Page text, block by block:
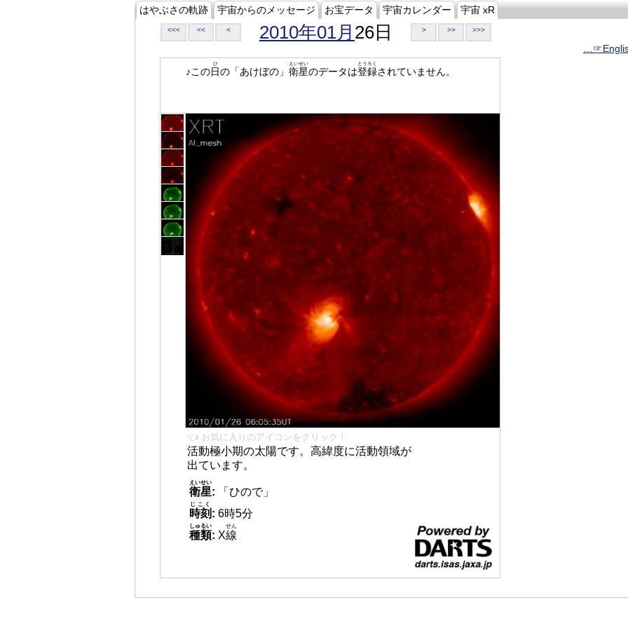
はやぶさの軌跡 宇宙からのメッセージ お宝データ 宇宙カレンダー 宇宙 xR
<<< << < 2010年01月 26日 > >> >>>
♪この日
ひ
の「あけぼの」 衛星
えいせい
のデータは登録
とうろく
されていません。
👈 お気に入りのアイコンをクリック！
活動極小期の太陽です。高緯度に活動領域が
出ています。
衛星
えいせい
:
「ひので」
時刻
じこく
: 6時5分
種類
しゅるい
: X線
せん